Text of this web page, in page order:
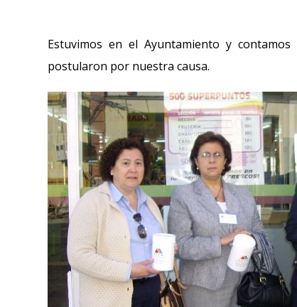
Estuvimos en el Ayuntamiento y
postularon por nuestra causa.